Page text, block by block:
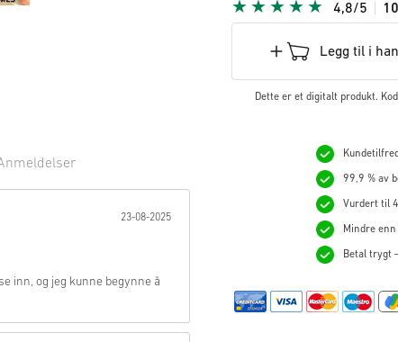
23-08-2025
inn, og jeg kunne begynne å
4,8/5 10
Legg til i
Dette er et digitalt produkt.
99,9 % av
Vurdert til
Mindre
Betal trygt